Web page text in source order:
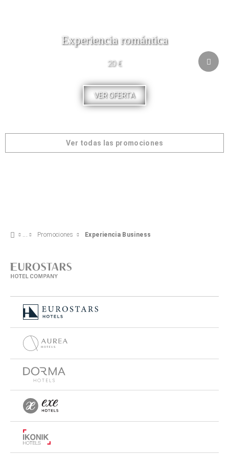
Experiencia romántica
20 €
VER OFERTA
Ver todas las promociones
Promociones Experiencia Business